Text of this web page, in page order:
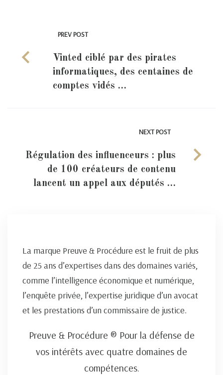
PREV POST
Vinted ciblé par des pirates
informatiques, des centaines de
comptes vidés …
NEXT POST
Régulation des influenceurs : plus
de 100 créateurs de contenu
lancent un appel aux députés …
La marque Preuve & Procédure est le fruit de plus
de 25 ans d’expertises dans des domaines variés,
comme l’intelligence économique et numérique,
l’enquête privée, l’expertise juridique d’un avocat
et les prestations d’un commissaire de justice.
Preuve & Procédure ® Pour la défense de
vos intérêts avec quatre domaines de
compétences.